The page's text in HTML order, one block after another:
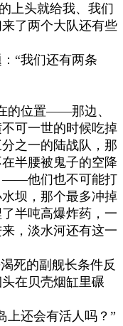
上头就给我、我们
了两个大队还有些
“我们还有两条
的位置——那边、
可一世的时候吃掉
之一的陆战队，那
半腰被鬼子的空降
——他们也不可能打
坝，那个最多冲掉
半吨高爆炸药，一
，淡水河还有这一
死的副舰长条件反
在贝壳烟缸里碾
上还会有活人吗？ ”